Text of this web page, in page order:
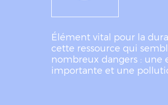
Élément vital pour la
cette ressource qui
nombreux dangers : une
importante et une